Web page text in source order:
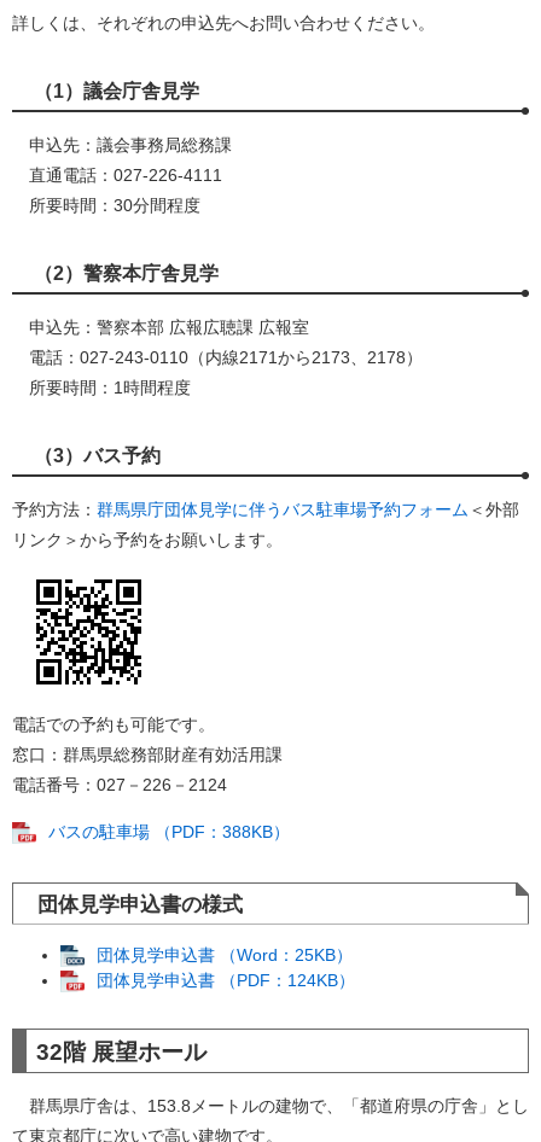
詳しくは、それぞれの申込先へお問い合わせください。
（1）議会庁舎見学
申込先：議会事務局総務課
直通電話：027-226-4111
所要時間：30分間程度
（2）警察本庁舎見学
申込先：警察本部 広報広聴課 広報室
電話：027-243-0110（内線2171から2173、2178）
所要時間：1時間程度
（3）バス予約
予約方法： 群馬県庁団体見学に伴うバス駐車場予約フォーム ＜外部
リンク＞から予約をお願いします。
電話での予約も可能です。
窓口：群馬県総務部財産有効活用課
電話番号：027－226－2124
バスの駐車場 （PDF：388KB）
団体見学申込書の様式
団体見学申込書 （Word：25KB）
団体見学申込書 （PDF：124KB）
32階 展望ホール
群馬県庁舎は、153.8メートルの建物で、「都道府県の庁舎」とし
て東京都庁に次いで高い建物です。